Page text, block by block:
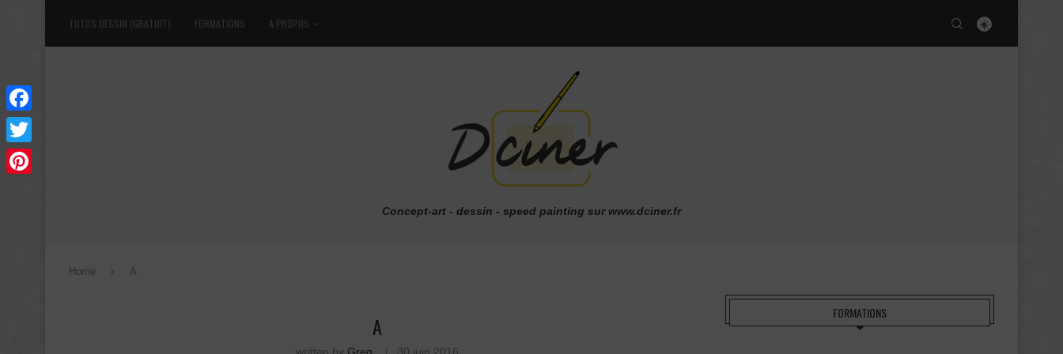
TUTOS DESSIN (GRATUIT) FORMATIONS A PROPOS
Concept-art - dessin - speed painting sur www.dciner.fr
Home A
A FORMATIONS
Facebook
Twitter